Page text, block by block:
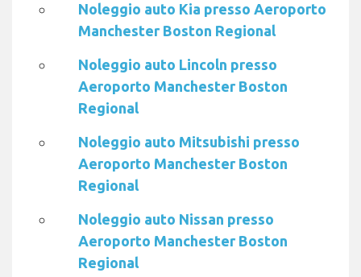
Noleggio auto Kia presso Aeroporto
Manchester Boston Regional
Noleggio auto Lincoln presso
Aeroporto Manchester Boston
Regional
Noleggio auto Mitsubishi presso
Aeroporto Manchester Boston
Regional
Noleggio auto Nissan presso
Aeroporto Manchester Boston
Regional